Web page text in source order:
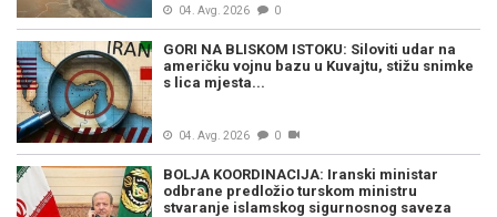
04. Avg. 2026 0
GORI NA BLISKOM ISTOKU: Siloviti udar na
američku vojnu bazu u Kuvajtu, stižu snimke
s lica mjesta...
04. Avg. 2026 0
BOLJA KOORDINACIJA: Iranski ministar
odbrane predložio turskom ministru
stvaranje islamskog sigurnosnog saveza